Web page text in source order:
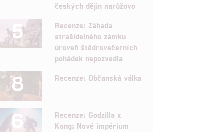
českých dějin narůžovo
5
Recenze: Záhada
strašidelného zámku
úroveň štědrovečerních
pohádek nepozvedla
8 Recenze: Občanská válka
6
Recenze: Godzilla x
Kong: Nové impérium